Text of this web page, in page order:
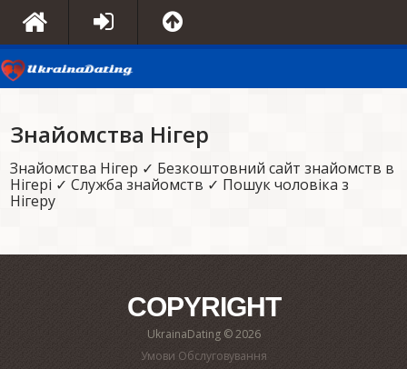
Знайомства Нігер
Знайомства Нігер ✓ Безкоштовний сайт знайомств в
Нігері ✓ Служба знайомств ✓ Пошук чоловіка з
Нігеру
COPYRIGHT
UkrainaDating © 2026
Умови Обслуговування